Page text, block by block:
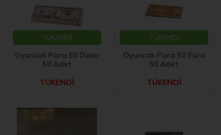
TÜKENDİ
Oyuncak Para 50 Dolar
50 Adet
TÜKENDİ
TÜKENDİ
Oyuncak Para 50 Euro
50 Adet
TÜKENDİ